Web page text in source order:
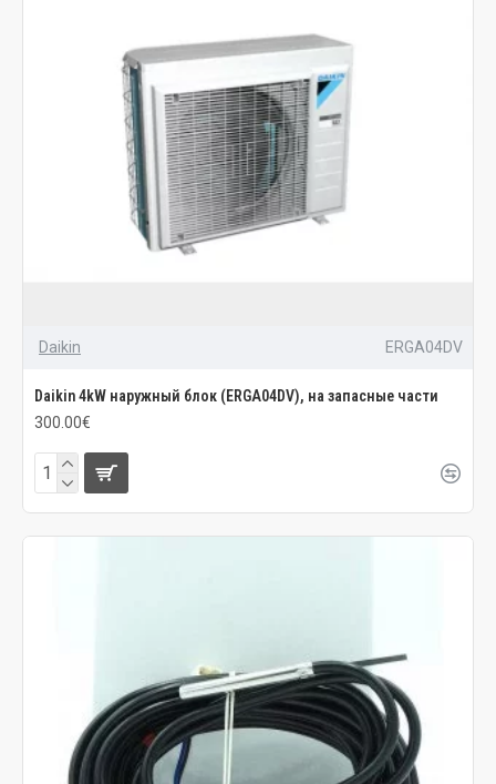
Daikin ERGA04DV
Daikin 4kW наружный блок (ERGA04DV), на запасные части
300.00€